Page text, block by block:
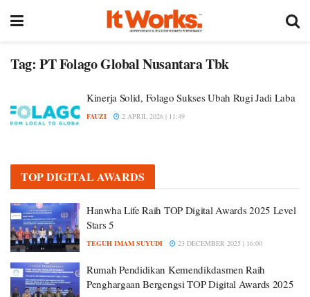
Tag: PT Folago Global Nusantara Tbk
Kinerja Solid, Folago Sukses Ubah Rugi Jadi Laba
FAUZI 2 APRIL 2026 | 11:49
TOP DIGITAL AWARDS
Hanwha Life Raih TOP Digital Awards 2025 Level
Stars 5
TEGUH IMAM SUYUDI 23 DECEMBER 2025 | 16:00
Rumah Pendidikan Kemendikdasmen Raih
Penghargaan Bergengsi TOP Digital Awards 2025